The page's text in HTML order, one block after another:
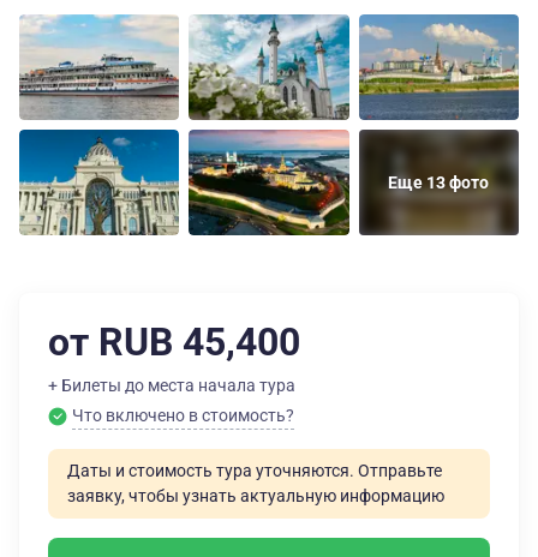
Еще 13 фото
от RUB 45,400
+ Билеты до места начала тура
Что включено в стоимость?
Даты и стоимость тура уточняются. Отправьте
заявку, чтобы узнать актуальную информацию